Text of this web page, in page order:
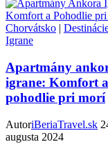
Chorvátsko |
Igrane
Apartmány
igrane: Komfort a
pohodlie pri morí
AutoriBeriaTravel.sk
augusta 2024